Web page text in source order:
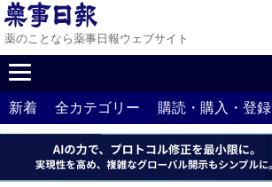
薬のことなら薬事日報ウェブサイト
新着 全カテゴリー 購読・購入・登録